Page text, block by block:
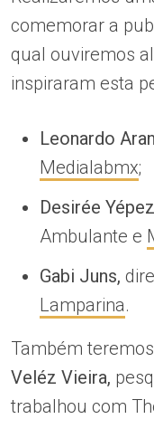
comemorar a
qual ouviremos
inspiraram esta
Leonardo
Medialabmx;
Desirée
Ambulante e
Gabi Juns,
Lamparina.
Também
Veléz Vieira,
trabalhou com